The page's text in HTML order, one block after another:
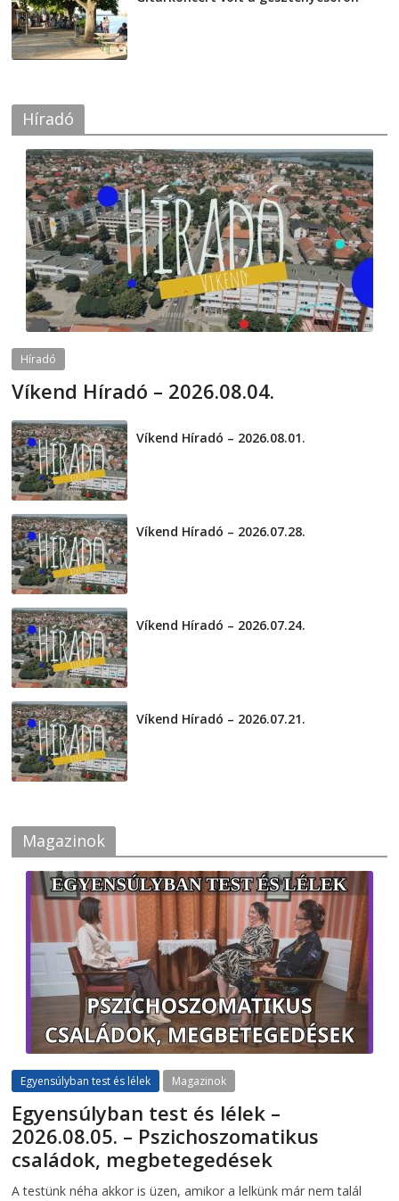
Híradó
Híradó
Víkend Híradó – 2026.08.04.
Víkend Híradó – 2026.08.01.
Víkend Híradó – 2026.07.28.
Víkend Híradó – 2026.07.24.
Víkend Híradó – 2026.07.21.
Magazinok
Egyensúlyban test és lélek Magazinok
Egyensúlyban test és lélek –
2026.08.05. – Pszichoszomatikus
családok, megbetegedések
A testünk néha akkor is üzen, amikor a lelkünk már nem talál